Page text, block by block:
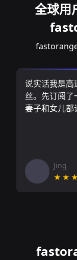
全球用
说实话我是高
丝。先订阅了
妻子和女儿都
Jing